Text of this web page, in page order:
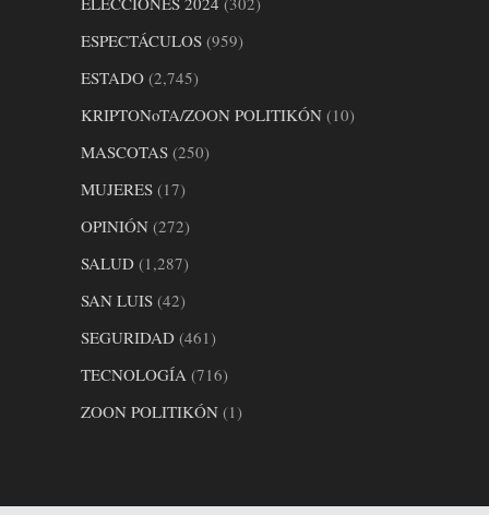
ESPECTÁCULOS (959)
ESTADO (2,745)
KRIPTONoTA/ZOON POLITIKÓN (10)
MASCOTAS (250)
MUJERES (17)
OPINIÓN (272)
SALUD (1,287)
SAN LUIS (42)
SEGURIDAD (461)
TECNOLOGÍA (716)
ZOON POLITIKÓN (1)